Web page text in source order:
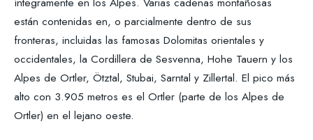
están contenidas en, o parcialmente dentro de sus
fronteras, incluidas las famosas Dolomitas orientales y
occidentales, la Cordillera de Sesvenna, Hohe Tauern y los
Alpes de Ortler, Ötztal, Stubai, Sarntal y Zillertal. El pico más
alto con 3.905 metros es el Ortler (parte de los Alpes de
Ortler) en el lejano oeste.